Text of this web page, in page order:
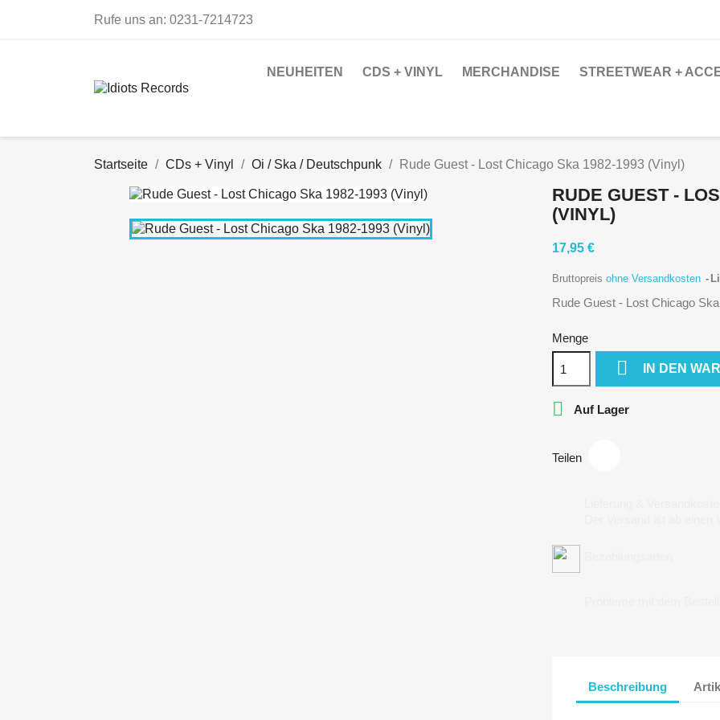
Rufe uns an: 0231-7214723
NEUHEITEN CDS + VINYL MERCHANDISE STREETWEAR +
Startseite CDs + Vinyl Oi / Ska / Deutschpunk Rude Guest - Lost Chicago Ska 1982-1993 (Vinyl)
RUDE GUEST -
(VINYL)
17,95 €
Bruttopreis ohne Versandkosten
Rude Guest - Lost Chicago
Menge
 IN DEN
 Auf Lager
Teilen
Beschreibung